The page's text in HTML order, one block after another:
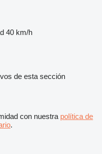
40 km/h
de esta sección
con nuestra política de
.